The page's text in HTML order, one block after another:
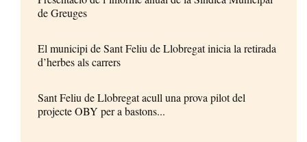
de Greuges
El municipi de Sant Feliu de Llobregat inicia la retirada
d’herbes als carrers
Sant Feliu de Llobregat acull una prova pilot del
projecte OBY per a bastons...